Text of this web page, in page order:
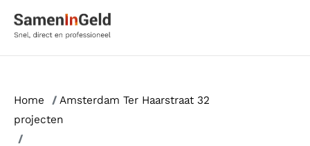
naar
Home
/
projecten
/
Amsterdam Ter Haarstraat 32